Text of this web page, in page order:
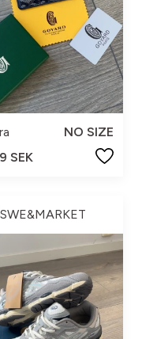
NO SIZE
SEK
SWE&MARKET